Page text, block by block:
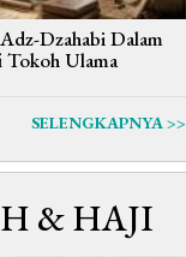
Dzahabi Dalam
Ulama
SELENGKAPNYA >>
& HAJI